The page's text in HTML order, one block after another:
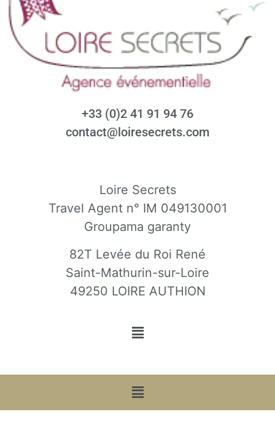
+33 (0)2 41 91 94 76
contact@loiresecrets.com
Loire Secrets
Travel Agent n° IM 049130001
Groupama garanty
82T Levée du Roi René
Saint-Mathurin-sur-Loire
49250 LOIRE AUTHION